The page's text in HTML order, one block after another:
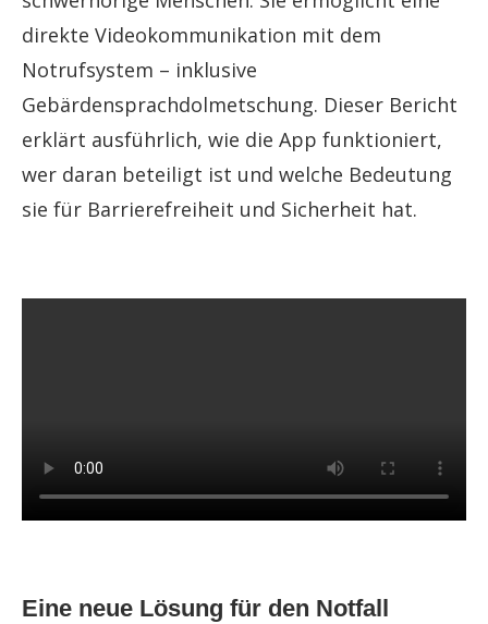
direkte Videokommunikation mit dem
Notrufsystem – inklusive
Gebärdensprachdolmetschung. Dieser Bericht
erklärt ausführlich, wie die App funktioniert,
wer daran beteiligt ist und welche Bedeutung
sie für Barrierefreiheit und Sicherheit hat.
Eine neue Lösung für den Notfall